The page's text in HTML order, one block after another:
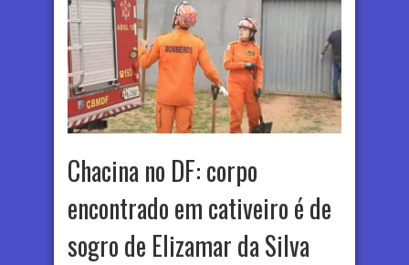
Chacina no DF: corpo
encontrado em cativeiro é de
sogro de Elizamar da Silva